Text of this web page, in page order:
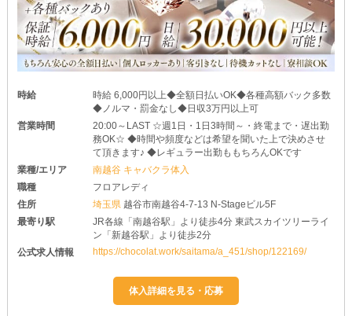
時給
時給 6,000円以上◆全額日払いOK◆各種高額バック多数
◆ノルマ・罰金なし◆日収3万円以上可
営業時間
20:00～LAST ☆週1日・1日3時間～・終電まで・遅出勤
務OK☆ ◆時間や頻度などは希望を聞いた上で決めさせ
て頂きます♪ ◆レギュラー出勤ももちろんOKです
業種/エリア
南越谷 キャバクラ体入
職種
フロアレディ
住所
埼玉県 越谷市南越谷4-7-13 N-Stageビル5F
最寄り駅
JR各線「南越谷駅」より徒歩4分 東武スカイツリーライ
ン「新越谷駅」より徒歩2分
公式求人情報
https://chocolat.work/saitama/a_451/shop/122169/